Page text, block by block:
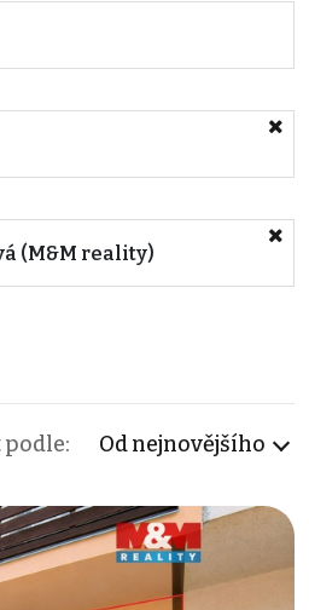
(M&M reality)
Od nejnovějšího